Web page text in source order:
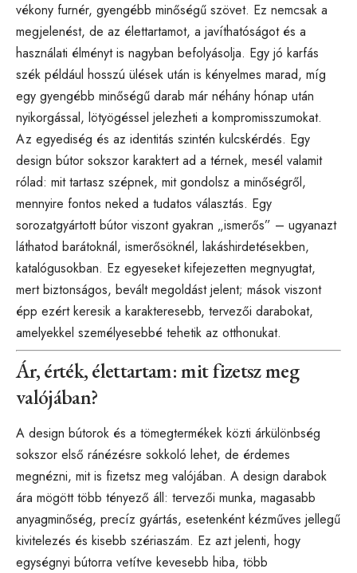
vékony furnér, gyengébb minőségű szövet. Ez nemcsak a
megjelenést, de az élettartamot, a javíthatóságot és a
használati élményt is nagyban befolyásolja. Egy jó karfás
szék például hosszú ülések után is kényelmes marad, míg
egy gyengébb minőségű darab már néhány hónap után
nyikorgással, lötyögéssel jelezheti a kompromisszumokat.
Az egyediség és az identitás szintén kulcskérdés. Egy
design bútor sokszor karaktert ad a térnek, mesél valamit
rólad: mit tartasz szépnek, mit gondolsz a minőségről,
mennyire fontos neked a tudatos választás. Egy
sorozatgyártott bútor viszont gyakran „ismerős” – ugyanazt
láthatod barátoknál, ismerősöknél, lakáshirdetésekben,
katalógusokban. Ez egyeseket kifejezetten megnyugtat,
mert biztonságos, bevált megoldást jelent; mások viszont
épp ezért keresik a karakteresebb, tervezői darabokat,
amelyekkel személyesebbé tehetik az otthonukat.
Ár, érték, élettartam: mit fizetsz meg
valójában?
A design bútorok és a tömegtermékek közti árkülönbség
sokszor első ránézésre sokkoló lehet, de érdemes
megnézni, mit is fizetsz meg valójában. A design darabok
ára mögött több tényező áll: tervezői munka, magasabb
anyagminőség, precíz gyártás, esetenként kézműves jellegű
kivitelezés és kisebb szériaszám. Ez azt jelenti, hogy
egységnyi bútorra vetítve kevesebb hiba, több